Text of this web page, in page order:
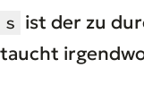
s ist der zu
taucht